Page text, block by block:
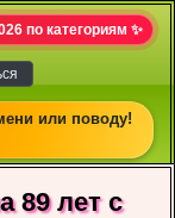
по категориям ✨
или поводу!
89 лет c